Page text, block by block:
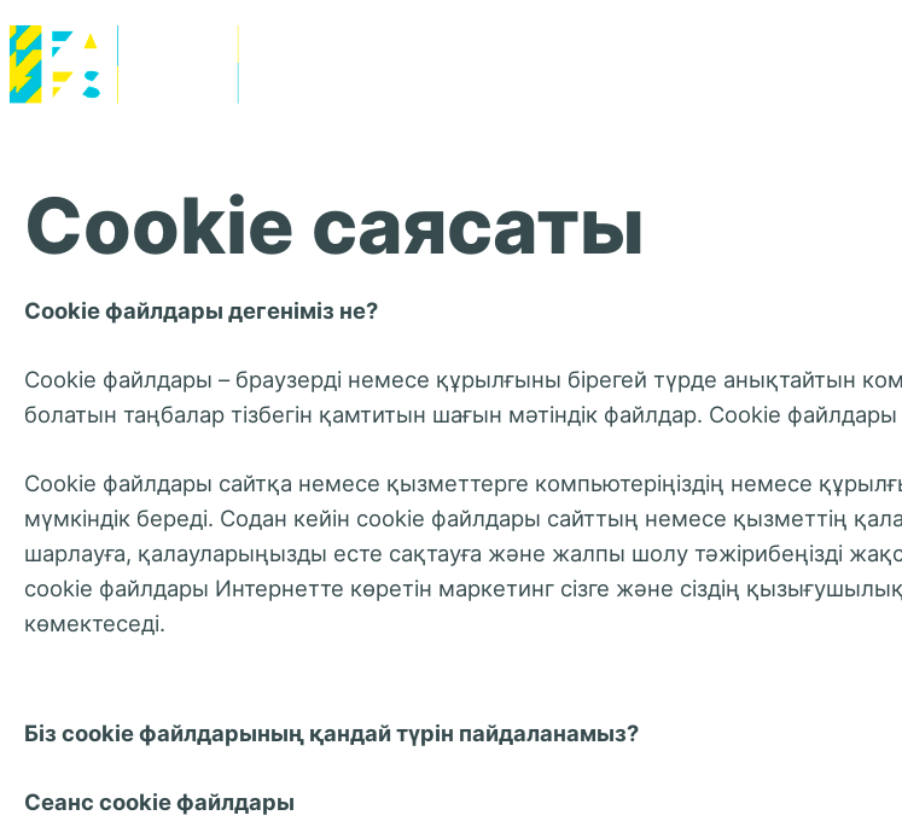
Powerhouses
Cookie саясаты
Cookie файлдары дегеніміз не?
Cookie файлдары – браузерді немесе құрылғыны бірегей түрде анықтайтын
болатын таңбалар тізбегін қамтитын шағын мәтіндік файлдар. Cookie
Cookie файлдары сайтқа немесе қызметтерге компьютеріңіздің немесе
мүмкіндік береді. Содан кейін cookie файлдары сайттың немесе қызметтің
шарлауға, қалауларыңызды есте сақтауға және жалпы шолу тәжірибеңізді
cookie файлдары Интернетте көретін маркетинг сізге және сіздің
көмектеседі.
Біз cookie файлдарының қандай түрін пайдаланамыз?
Сеанс cookie файлдары